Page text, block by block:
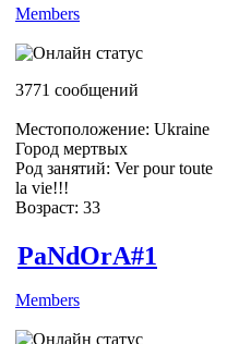
Members
3771 сообщений
Местоположение: Ukraine
Город мертвых
Род занятий: Ver pour toute
la vie!!!
Возраст: 33
PaNdOrA#1
Members